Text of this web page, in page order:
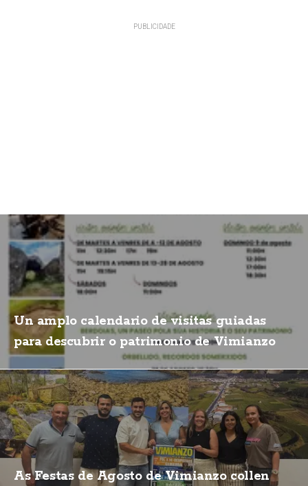
Un amplo calendario de visitas guiadas
para descubrir o patrimonio de Vimianzo
As Festas de Agosto de Vimianzo collen